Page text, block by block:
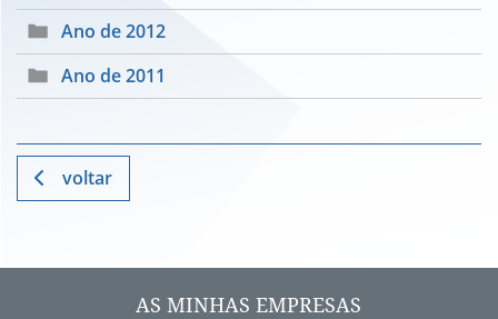
Ano de 2012
Ano de 2011
voltar
AS MINHAS EMPRESAS